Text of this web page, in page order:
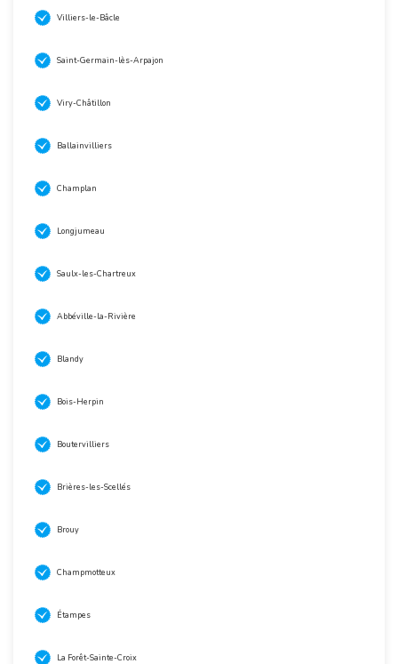
Villiers-le-Bâcle
Saint-Germain-lès-Arpajon
Viry-Châtillon
Ballainvilliers
Champlan
Longjumeau
Saulx-les-Chartreux
Abbéville-la-Rivière
Blandy
Bois-Herpin
Boutervilliers
Brières-les-Scellés
Brouy
Champmotteux
Étampes
La Forêt-Sainte-Croix